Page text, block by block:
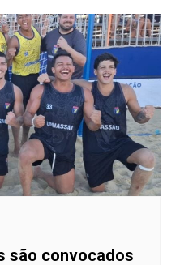
são convocados